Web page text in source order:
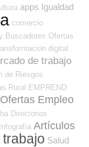
apps Igualdad
comercio
Buscadores Ofertas
digital
de trabajo
de Riesgos
Rural EMPREND
Ofertas Empleo
Directorios
Infografía Artículos
trabajo Salud